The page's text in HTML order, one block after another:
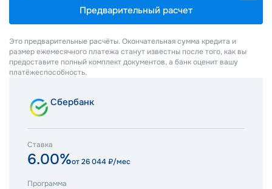
Предварительный расчет
Это предварительные расчёты. Окончательная сумма кредита и
размер ежемесячного платежа станут известны после того, как вы
предоставите полный комплект документов, а банк оценит вашу
платёжеспособность.
Сбербанк
Ставка
6.00%от26 044₽/мес
Программа